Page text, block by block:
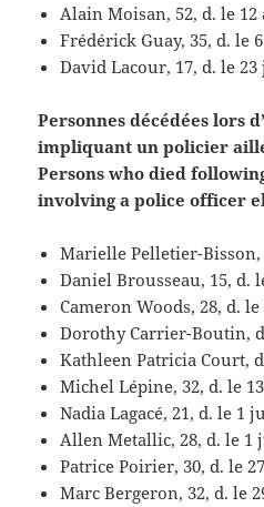
Alain Moisan, 52, d. le 12
Frédérick Guay, 35, d. le
David Lacour, 17, d. le
Personnes décédées lors
impliquant un policier
Persons who died
involving a police officer
Marielle Pelletier-Bisson,
Daniel Brousseau, 15, d.
Cameron Woods, 28, d.
Dorothy Carrier-Boutin,
Kathleen Patricia Court,
Michel Lépine, 32, d. le
Nadia Lagacé, 21, d. le 1
Allen Metallic, 28, d. le 1
Patrice Poirier, 30, d. le
Marc Bergeron, 32, d. le